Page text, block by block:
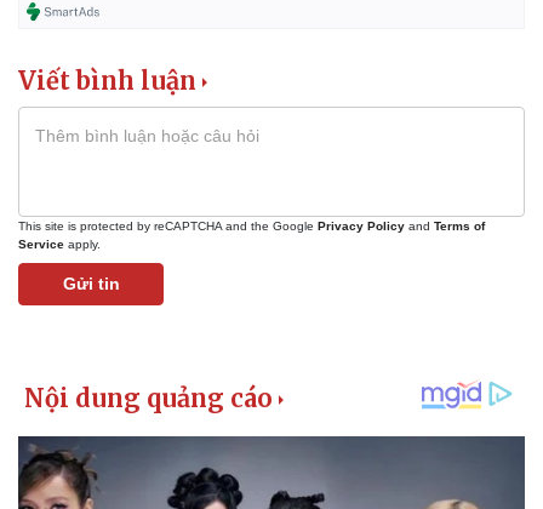
Viết bình luận
This site is protected by reCAPTCHA and the Google Privacy Policy and Terms of
Service apply.
Gửi tin